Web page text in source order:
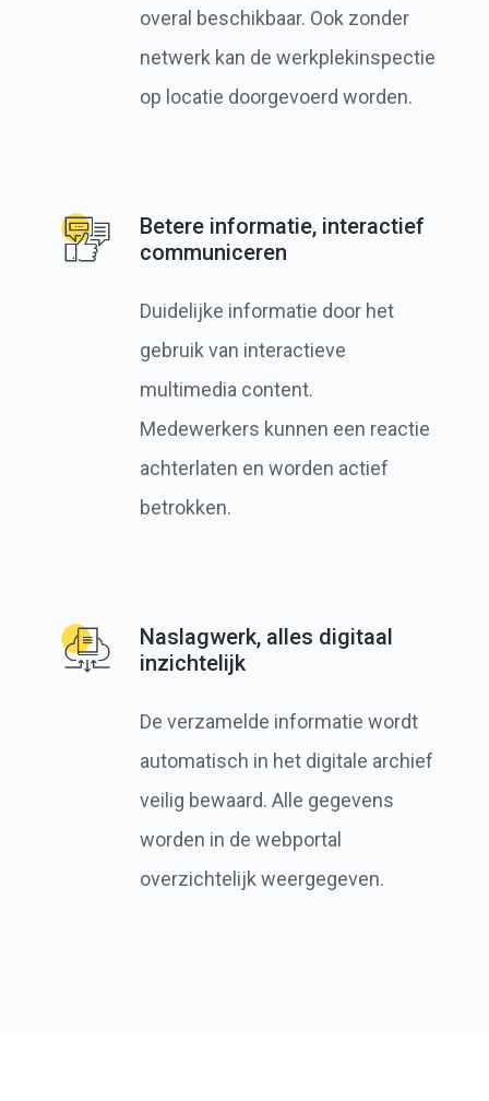
overal beschikbaar. Ook zonder
netwerk kan de werkplekinspectie
op locatie doorgevoerd worden.
Betere informatie, interactief
communiceren
Duidelijke informatie door het
gebruik van interactieve
multimedia content.
Medewerkers kunnen een reactie
achterlaten en worden actief
betrokken.
Naslagwerk, alles digitaal
inzichtelijk
De verzamelde informatie wordt
automatisch in het digitale archief
veilig bewaard. Alle gegevens
worden in de webportal
overzichtelijk weergegeven.